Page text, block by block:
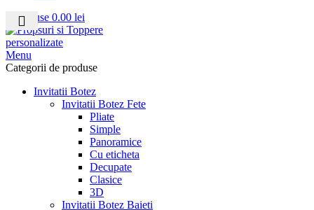
produse 0.00 lei
Menu
Categorii de produse
Invitatii Botez
Invitatii Botez Fete
Pliate
Simple
Panoramice
Cu eticheta
Decupate
Clasice
3D
Invitatii Botez Baieti